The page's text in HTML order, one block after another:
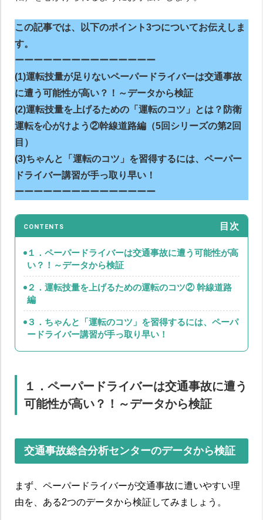
この記事では、以下のポイント3つについてお伝えしま
す。
ーーーーーーーーーーーーーーー
(1)運転技量が足りないペーパードライバーは交通事故
に遭う可能性が高い？！～データから検証
(2)運転技量を上げるための「運転のコツ」とは？防衛
運転を心がけよう②幹線道路編（5回シリーズの第2回
目）
(3)ちゃんと「運転のコツ」を習得するには、ペーパー
ドライバー講習が手っ取り早い！
ーーーーーーーーーーーーーーー
CONTENTS 目次
１．ペーパードライバーは交通事故に遭う可能性が高
い？！～データから検証
２．運転技量を上げるための運転のコツ② 幹線道路
編
３．ちゃんと「運転のコツ」を習得するには、ペーパ
ードライバー講習が手っ取り早い！
１．ペーパードライバーは交通事故に遭う
可能性が高い？！～データから検証
交通事故総合分析センターのデータから検証
まず、ペーパードライバーが交通事故に遭いやすい理
由を、ある2つのデータから検証してみましょう。